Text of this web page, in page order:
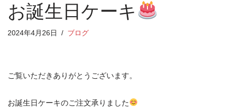
ッ
プ
お誕生日ケーキ
2024年4月26日 ブログ
ご覧いただきありがとうございます。
お誕生日ケーキのご注文承りました